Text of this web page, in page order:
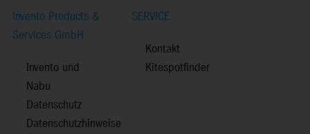
Invento Products &
Services GmbH
Invento und
Nabu
Datenschutz
Datenschutzhinweise
SERVICE
Kontakt
Kitespotfinder